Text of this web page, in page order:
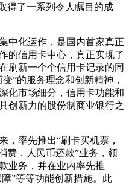
得了一系列令人瞩目的成
中化运作，是国内首家真正
的信用卡中心，真正实现了
刷新一个个信用卡记录的同
”的服务理念和创新精神，
化市场细分，信用卡功能和
创新力的股份制商业银行之
，率先推出“刷卡买机票，
费，人民币还款”业务，领
业务，并在业内率先推
”等等功能创新措施。此